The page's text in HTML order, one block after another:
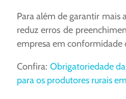
Para além de garantir mais
reduz erros de
empresa em conformidade
Confira: Obrigatoriedade
para os produtores rurais